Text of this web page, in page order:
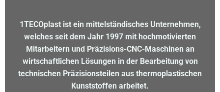
1TECOplast ist ein mittelständisches Unternehmen,
welches seit dem Jahr 1997 mit hochmotivierten
Mitarbeitern und Präzisions-CNC-Maschinen an
wirtschaftlichen Lösungen in der Bearbeitung von
technischen Präzisionsteilen aus thermoplastischen
Kunststoffen arbeitet.